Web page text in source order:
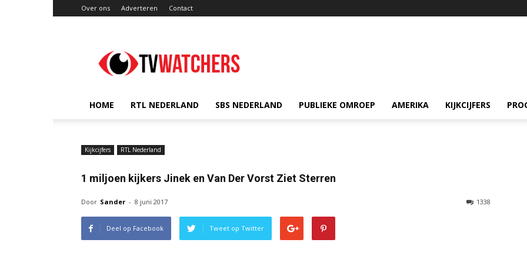
Over ons Adverteren Contact
HOME RTL NEDERLAND SBS NEDERLAND PUBLIEKE OMROEP AMERIKA KIJKCIJFERS
Kijkcijfers RTL Nederland
1 miljoen kijkers Jinek en Van Der Vorst Ziet Sterren
Door Sander - 8 juni 2017 1338
Deel op Facebook Tweet op Twitter